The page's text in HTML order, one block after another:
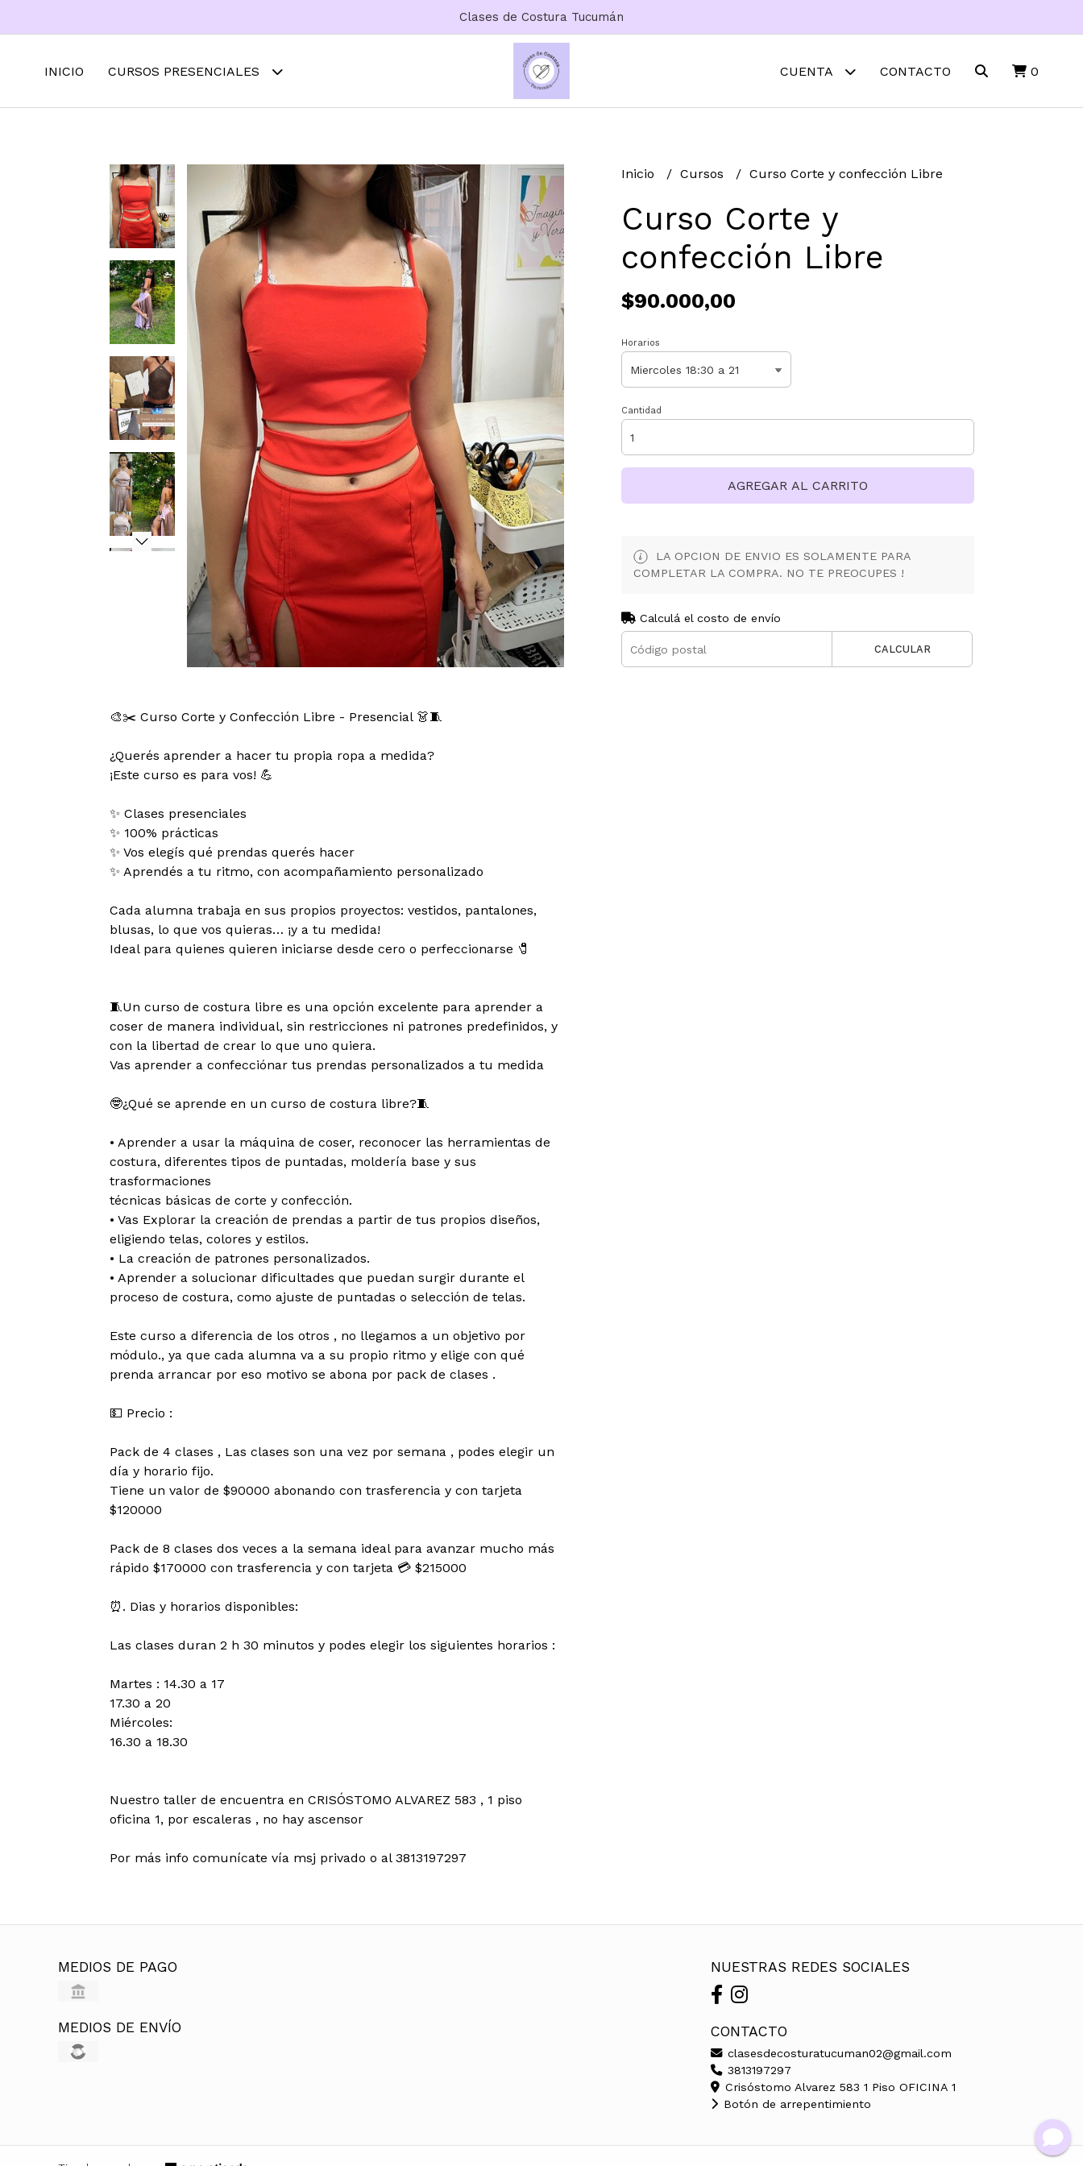
Clases de Costura Tucumán
INICIO CURSOS PRESENCIALES CUENTA CONTACTO 0
🎨✂️ Curso Corte y Confección Libre - Presencial 👗🧵
¿Querés aprender a hacer tu propia ropa a medida?
¡Este curso es para vos! 💪
✨ Clases presenciales
✨ 100% prácticas
✨ Vos elegís qué prendas querés hacer
✨ Aprendés a tu ritmo, con acompañamiento personalizado
Cada alumna trabaja en sus propios proyectos: vestidos, pantalones,
blusas, lo que vos quieras… ¡y a tu medida!
Ideal para quienes quieren iniciarse desde cero o perfeccionarse 🧷
🧵Un curso de costura libre es una opción excelente para aprender a
coser de manera individual, sin restricciones ni patrones predefinidos, y
con la libertad de crear lo que uno quiera.
Vas aprender a confecciónar tus prendas personalizados a tu medida
🤓¿Qué se aprende en un curso de costura libre?🧵
• Aprender a usar la máquina de coser, reconocer las herramientas de
costura, diferentes tipos de puntadas, moldería base y sus
trasformaciones
técnicas básicas de corte y confección.
• Vas Explorar la creación de prendas a partir de tus propios diseños,
eligiendo telas, colores y estilos.
• La creación de patrones personalizados.
• Aprender a solucionar dificultades que puedan surgir durante el
proceso de costura, como ajuste de puntadas o selección de telas.
Este curso a diferencia de los otros , no llegamos a un objetivo por
módulo., ya que cada alumna va a su propio ritmo y elige con qué
prenda arrancar por eso motivo se abona por pack de clases .
💵 Precio :
Pack de 4 clases , Las clases son una vez por semana , podes elegir un
día y horario fijo.
Tiene un valor de $90000 abonando con trasferencia y con tarjeta
$120000
Pack de 8 clases dos veces a la semana ideal para avanzar mucho más
rápido $170000 con trasferencia y con tarjeta 💳 $215000
⏰. Dias y horarios disponibles:
Las clases duran 2 h 30 minutos y podes elegir los siguientes horarios :
Martes : 14.30 a 17
17.30 a 20
Miércoles:
16.30 a 18.30
Nuestro taller de encuentra en CRISÓSTOMO ALVAREZ 583 , 1 piso
oficina 1, por escaleras , no hay ascensor
Por más info comunícate vía msj privado o al 3813197297
Inicio Cursos Curso Corte y confección Libre
Curso Corte y
confección Libre
$90.000,00
Horarios
Cantidad
AGREGAR AL CARRITO
LA OPCION DE ENVIO ES SOLAMENTE PARA
COMPLETAR LA COMPRA. NO TE PREOCUPES !
Calculá el costo de envío
CALCULAR
MEDIOS DE PAGO
MEDIOS DE ENVÍO
NUESTRAS REDES SOCIALES
CONTACTO
clasesdecosturatucuman02@gmail.com
3813197297
Crisóstomo Alvarez 583 1 Piso OFICINA 1
Botón de arrepentimiento